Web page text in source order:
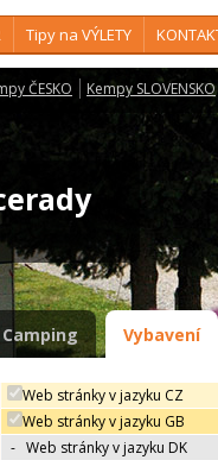
Tipy na VÝLETY
ČESKO Kempy SLOVENSKO
Camping Vybavení
Web stránky v jazyku CZ
Web stránky v jazyku GB
- Web stránky v jazyku DK